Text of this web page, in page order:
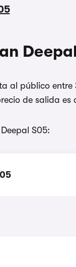
al público
de salida es
S05: